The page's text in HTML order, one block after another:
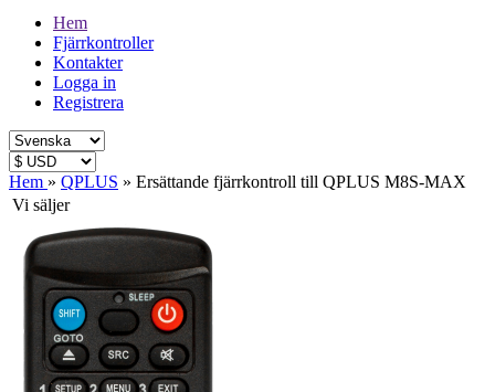
Hem
Fjärrkontroller
Kontakter
Logga in
Registrera
Hem » QPLUS » Ersättande fjärrkontroll till QPLUS M8S-MAX
Vi säljer